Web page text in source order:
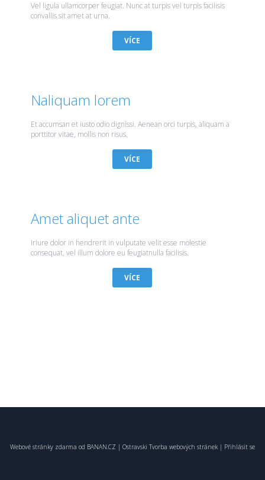
Vel ligula ullamcorper feugiat. Nunc at turpis vel turpis facilisis
convallis sit amet at urna.
VÍCE
Naliquam lorem
Et accumsan et iusto odio dignissi. Aenean orci turpis, aliquam a
porttitor vitae, mollis non risus.
VÍCE
Amet aliquet ante
Iriure dolor in hendrerit in vulputate velit esse molestie
consequat, vel illum dolore eu feugiatnulla facilisis.
VÍCE
Webové stránky zdarma od BANAN.CZ | Ostravski Tvorba webových stránek | Přihlásit se